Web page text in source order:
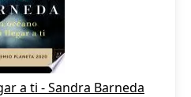
a ti - Sandra Barneda